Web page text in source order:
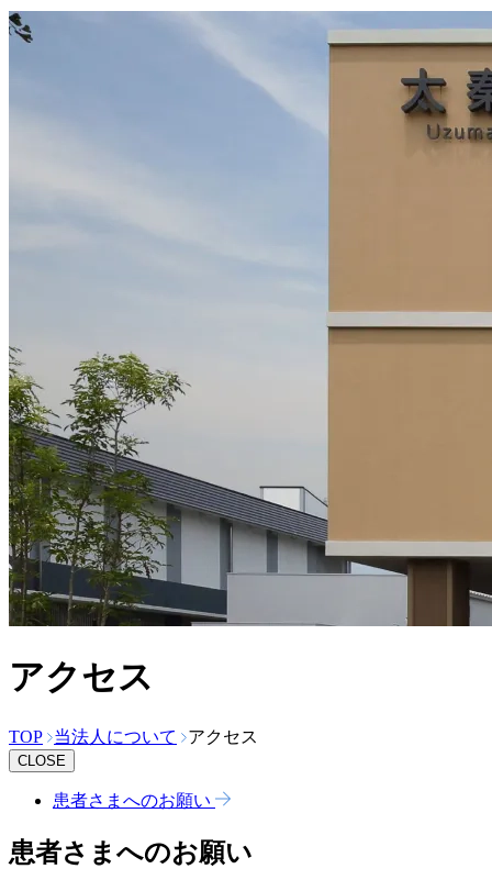
アクセス
TOP 当法人について アクセス
CLOSE
患者さまへのお願い
患者さまへのお願い